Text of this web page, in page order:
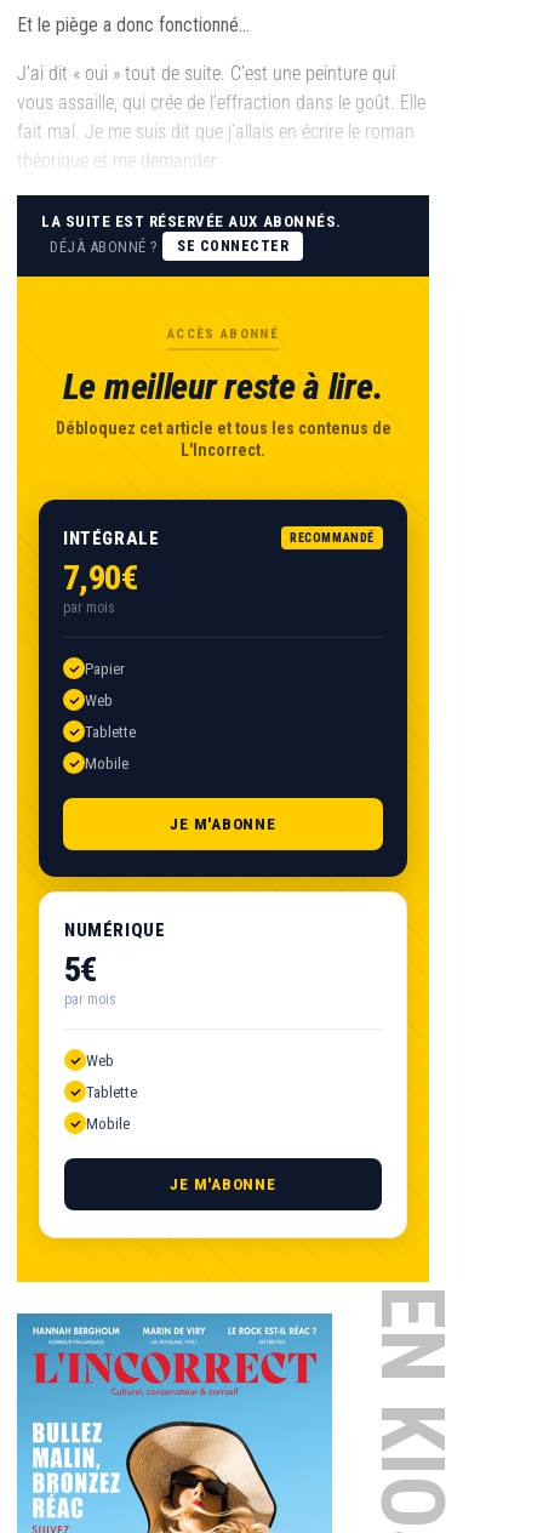
Et le piège a donc fonctionné…
J’ai dit « oui » tout de suite. C’est une peinture qui
vous assaille, qui crée de l’effraction dans le goût. Elle
fait mal. Je me suis dit que j’allais en écrire le roman
théorique et me demander
LA SUITE EST RÉSERVÉE AUX ABONNÉS.
DÉJÀ ABONNÉ ?
SE CONNECTER
ACCÈS ABONNÉ
Le meilleur reste à lire.
Débloquez cet article et tous les contenus de
L'Incorrect.
INTÉGRALE RECOMMANDÉ
7,90€
par mois
Papier
Web
Tablette
Mobile
JE M'ABONNE
NUMÉRIQUE
5€
par mois
Web
Tablette
Mobile
JE M'ABONNE